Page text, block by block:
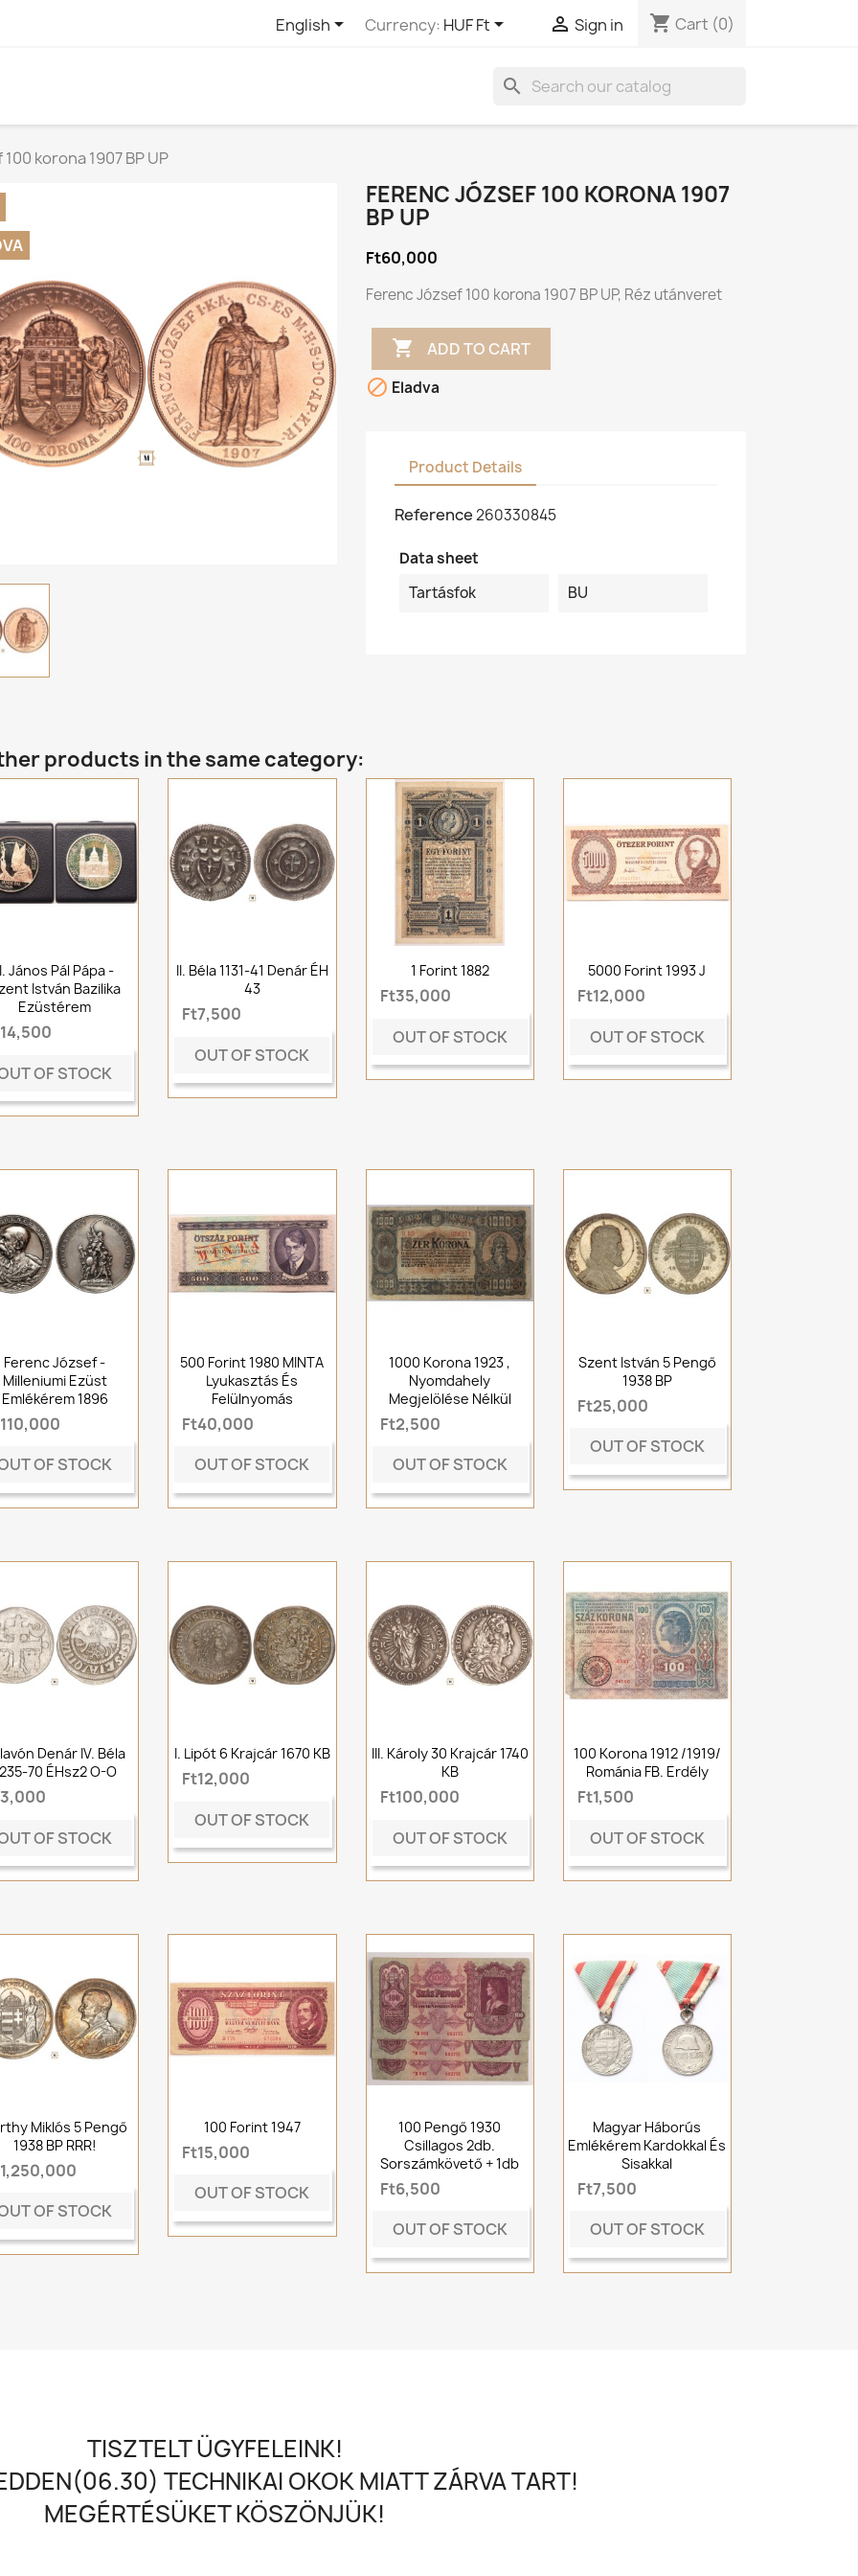
English Currency: HUF Ft  Sign in shopping_cart Cart (0)
search
korona 1907 BP UP
FERENC JÓZSEF 100 KORONA 1907
BP UP
Ft60,000
Ferenc József 100 korona 1907 BP UP, Réz utánveret
 ADD TO CART
 Eladva
Product Details
Reference260330845
Data sheet
Tartásfok
BU
products in the same category:
János Pál Pápa -
István Bazilika
Ezüstérem
OF STOCK
II. Béla 1131-41 Denár ÉH
43
Ft7,500
OUT OF STOCK
1 Forint 1882
Ft35,000
OUT OF STOCK
5000 Forint 1993 J
Ft12,000
OUT OF STOCK
Ferenc József -
Milleniumi Ezüst
Emlékérem 1896
OF STOCK
500 Forint 1980 MINTA
Lyukasztás És
Felülnyomás
Ft40,000
OUT OF STOCK
1000 Korona 1923 ,
Nyomdahely
Megjelölése Nélkül
Ft2,500
OUT OF STOCK
Szent István 5 Pengő
1938 BP
Ft25,000
OUT OF STOCK
Denár IV. Béla
70 ÉHsz2 O-O
OF STOCK
I. Lipót 6 Krajcár 1670 KB
Ft12,000
OUT OF STOCK
III. Károly 30 Krajcár 1740
KB
Ft100,000
OUT OF STOCK
100 Korona 1912 /1919/
Románia FB. Erdély
Ft1,500
OUT OF STOCK
Miklós 5 Pengő
1938 BP RRR!
OF STOCK
100 Forint 1947
Ft15,000
OUT OF STOCK
100 Pengő 1930
Csillagos 2db.
Sorszámkövető + 1db
Ft6,500
OUT OF STOCK
Magyar Háborús
Emlékérem Kardokkal És
Sisakkal
Ft7,500
OUT OF STOCK
TISZTELT ÜGYFELEINK!
TECHNIKAI OKOK MIATT ZÁRVA TART!
MEGÉRTÉSÜKET KÖSZÖNJÜK!